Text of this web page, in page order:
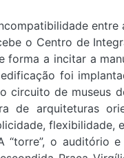
entre
o Centro de
forma a incitar a
foi
circuito de museus
de arquiteturas
flexibilidade,
“torre”, o auditório